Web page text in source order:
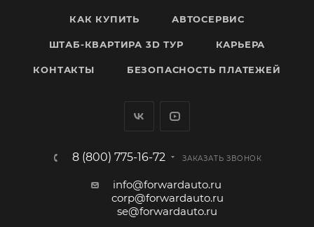
КАК КУПИТЬ АВТОСЕРВИС
ШТАБ-КВАРТИРА 3D ТУР КАРЬЕРА
КОНТАКТЫ БЕЗОПАСНОСТЬ ПЛАТЕЖЕЙ
8 (800) 775-16-72 ЗАКАЗАТЬ ЗВОНОК
info@forwardauto.ru
corp@forwardauto.ru
se@forwardauto.ru